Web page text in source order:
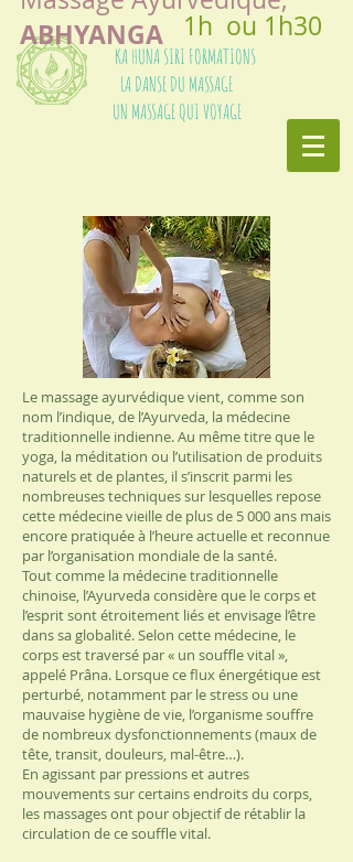
KA HUNA SIRI FORMATIONS
LA DANSE DU MASSAGE
UN MASSAGE QUI VOYAGE
ABHYANGA 1h ou 1h30
Le massage ayurvédiquevient, comme son
nom l’indique, de l’Ayurveda, la médecine
traditionnelle indienne. Au même titre que le
yoga, la méditation ou l’utilisation de produits
naturelset de plantes, il s’inscrit parmi les
nombreuses techniques sur lesquelles repose
cette médecine vieille de plus de 5 000 ans mais
encore pratiquée à l’heure actuelle et reconnue
par l’organisation mondiale de la santé.
Tout comme la médecine traditionnelle
chinoise, l’Ayurveda considère que le corps et
l’esprit sont étroitement liés et envisage l’être
dans sa globalité. Selon cette médecine, le
corps est traversé par « un souffle vital »,
appelé Prâna. Lorsque ce flux énergétique est
perturbé, notamment par le stress ou une
mauvaise hygiène de vie, l’organisme souffre
de nombreux dysfonctionnements (maux de
tête, transit, douleurs, mal-être…).
En agissant par pressions et autres
mouvements sur certains endroits du corps,
les massages ont pour objectif de rétablir la
circulation de ce souffle vital.